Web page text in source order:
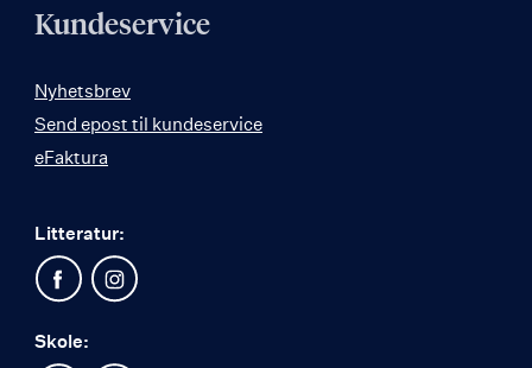
Kundeservice
Nyhetsbrev
Send epost til kundeservice
eFaktura
Litteratur:
Skole: